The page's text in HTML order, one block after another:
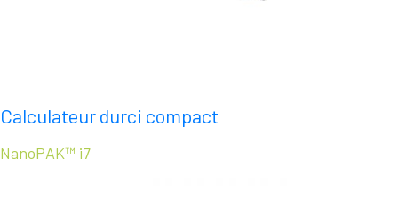
Calculateur durci compact
NanoPAK™ i7